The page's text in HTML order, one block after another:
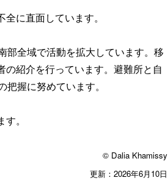
に直面しています。
部全域で活動を拡大しています。移
紹介を行っています。避難所と自
握に努めています。
。
© Dalia Khamissy
更新：2026年6月10日